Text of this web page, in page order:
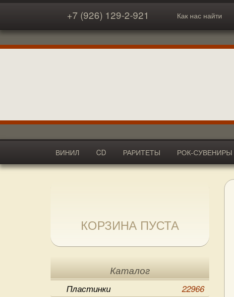
+7 (926) 129-2-921 Как нас найти
ВИНИЛ CD РАРИТЕТЫ РОК-СУВЕНИРЫ
АКСЕССУАРЫ
КОРЗИНА ПУСТА
Каталог
Пластинки
22966